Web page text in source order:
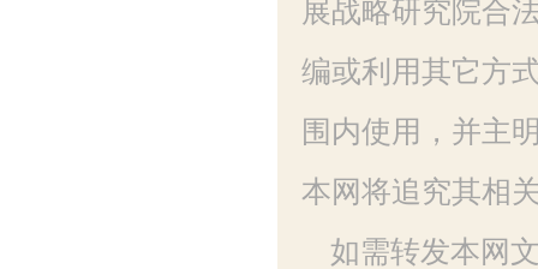
展战略研究院合
编或利用其它方
围内使用，并主
本网将追究其相
如需转发本网